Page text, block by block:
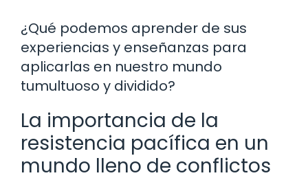
¿Qué podemos aprender de sus
experiencias y enseñanzas para
aplicarlas en nuestro mundo
tumultuoso y dividido?
La importancia de la
resistencia pacífica en un
mundo lleno de conflictos